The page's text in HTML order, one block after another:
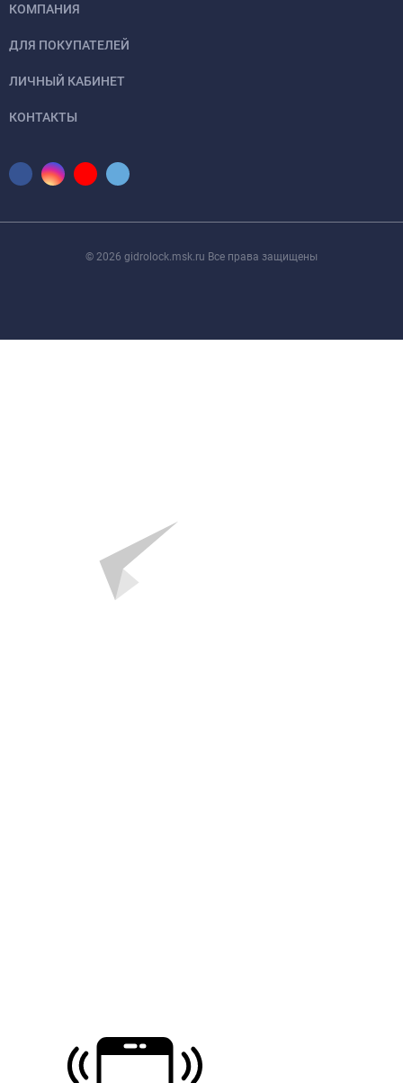
КОМПАНИЯ
ДЛЯ ПОКУПАТЕЛЕЙ
ЛИЧНЫЙ КАБИНЕТ
КОНТАКТЫ
© 2026 gidrolock.msk.ru Все права защищены